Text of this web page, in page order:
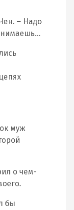
– Надо
муж
о чем-
бы